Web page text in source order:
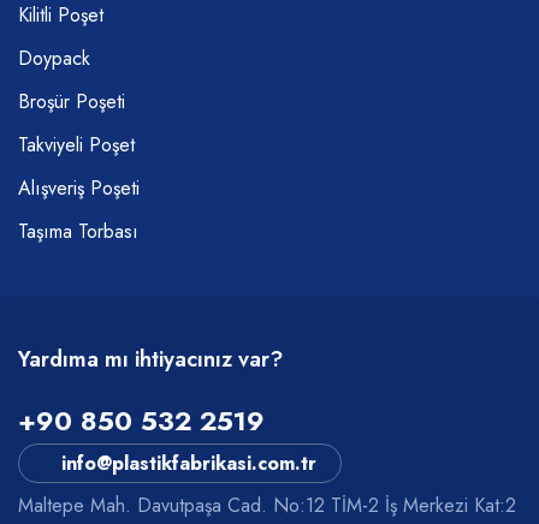
Kilitli Poşet
Doypack
Broşür Poşeti
Takviyeli Poşet
Alışveriş Poşeti
Taşıma Torbası
Yardıma mı ihtiyacınız var?
+90 850 532 2519
info@plastikfabrikasi.com.tr
Maltepe Mah. Davutpaşa Cad. No:12 TİM-2 İş Merkezi Kat:2